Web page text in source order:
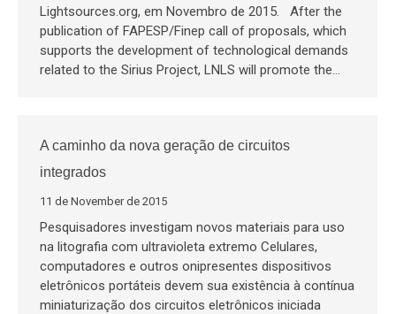
Lightsources.org, em Novembro de 2015. After the
publication of FAPESP/Finep call of proposals, which
supports the development of technological demands
related to the Sirius Project, LNLS will promote the…
A caminho da nova geração de circuitos
integrados
11 de November de 2015
Pesquisadores investigam novos materiais para uso
na litografia com ultravioleta extremo Celulares,
computadores e outros onipresentes dispositivos
eletrônicos portáteis devem sua existência à contínua
miniaturização dos circuitos eletrônicos iniciada